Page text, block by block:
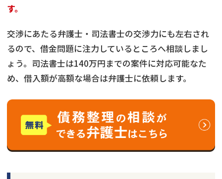
す。
交渉にあたる弁護士・司法書士の交渉力にも左右され
るので、借金問題に注力しているところへ相談しまし
ょう。司法書士は140万円までの案件に対応可能なた
め、借入額が高額な場合は弁護士に依頼します。